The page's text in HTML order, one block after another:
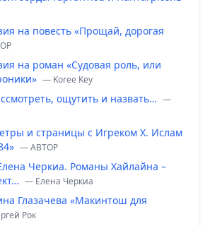
на повесть «Прощай, дорогая
на роман «Судовая роль, или
— Koree Key
ощутить и назвать… —
и страницы с Игреком Х. Ислам
— ABTOP
Черкиа. Романы Хайлайна –
— Елена Черкиа
Глазачева «Макинтош для
Рок